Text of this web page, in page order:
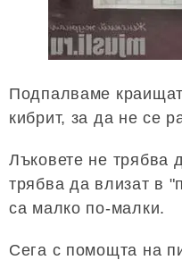
Подпалваме
кибрит, за да не се
Лъковете не трябва
трябва да влизат в
са малко по-малки.
Сега с помощта на